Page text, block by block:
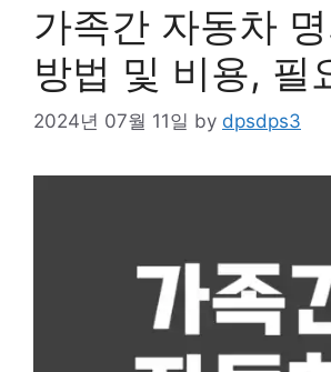
가족간 자동차
방법 및 비용, 필
2024년 07월 11일 by dpsdps3